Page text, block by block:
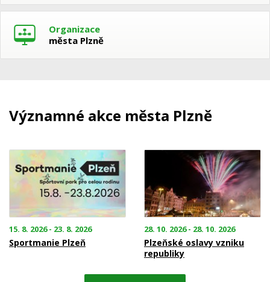
Organizace
města Plzně
Významné akce města Plzně
15. 8. 2026 - 23. 8. 2026
Sportmanie Plzeň
28. 10. 2026 - 28. 10. 2026
Plzeňské oslavy vzniku
republiky